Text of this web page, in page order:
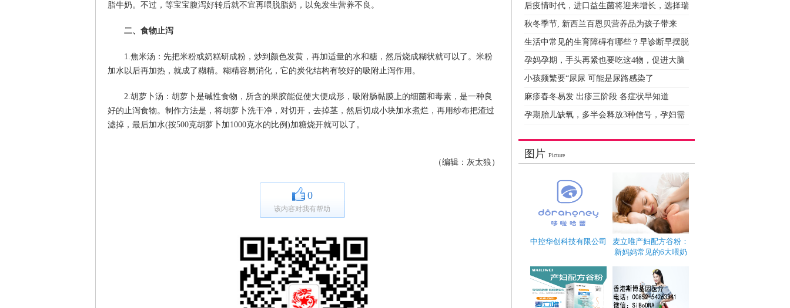
脂牛奶。不过，等宝宝腹泻好转后就不宜再喂脱脂奶，以免发生营养不良。
二、食物止泻
1.焦米汤：先把米粉或奶糕研成粉，炒到颜色发黄，再加适量的水和糖，然后烧成糊状就可以了。米粉
加水以后再加热，就成了糊精。糊精容易消化，它的炭化结构有较好的吸附止泻作用。
2.胡萝卜汤：胡萝卜是碱性食物，所含的果胶能促使大便成形，吸附肠黏膜上的细菌和毒素，是一种良
好的止泻食物。制作方法是，将胡萝卜洗干净，对切开，去掉茎，然后切成小块加水煮烂，再用纱布把渣过
滤掉，最后加水(按500克胡萝卜加1000克水的比例)加糖烧开就可以了。
（编辑：灰太狼）
0
该内容对我有帮助
后疫情时代，进口益生菌将迎来增长，选择瑞
秋冬季节, 新西兰百恩贝营养品为孩子带来
生活中常见的生育障碍有哪些？早诊断早摆脱
孕妈孕期，手头再紧也要吃这4物，促进大脑
小孩频繁要“尿尿 可能是尿路感染了
麻疹春冬易发 出疹三阶段 各症状早知道
孕期胎儿缺氧，多半会释放3种信号，孕妇需
图片 Picture
中控华创科技有限公司
麦立唯产妇配方谷粉：
新妈妈常见的6大喂奶